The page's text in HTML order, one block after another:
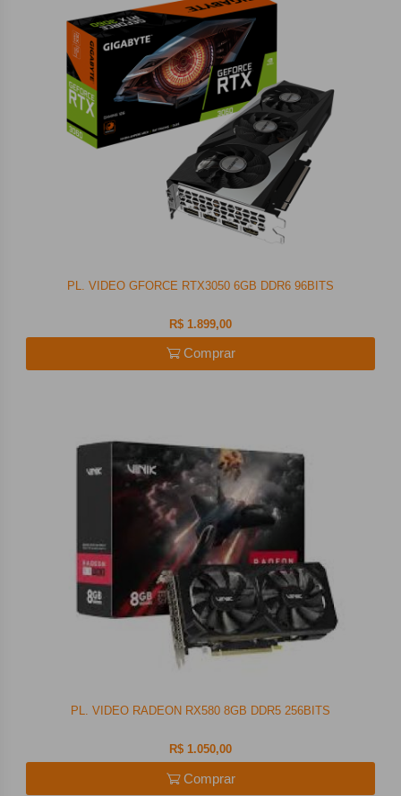
PL. VIDEO GFORCE RTX3050 6GB DDR6 96BITS
R$ 1.899,00
Comprar
PL. VIDEO RADEON RX580 8GB DDR5 256BITS
R$ 1.050,00
Comprar